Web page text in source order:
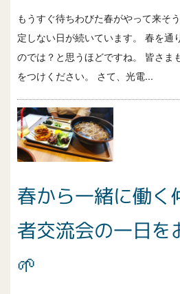
もうすぐ待ちわびた春がやって来そ
定しない日が続いています。 春を通
のでは？と思うほどですね。 皆さま
をつけください。 さて、光電...
春から一緒に働く
者交流会の一日を
🌱